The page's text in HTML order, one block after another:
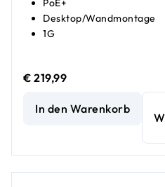
PoE+
Desktop/Wandmontage
1G
€ 219,99
Unmanaged PoE+
In den Warenkorb